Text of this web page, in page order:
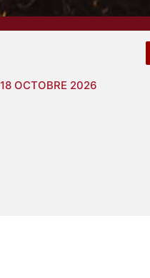
OCTOBRE 2026